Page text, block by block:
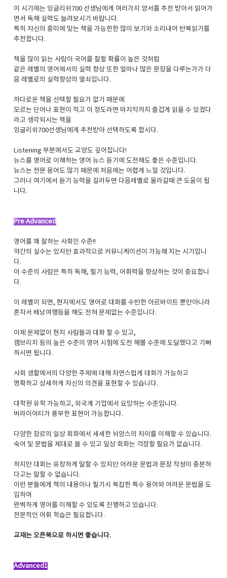
이 시기에는 잉글리쉬700 선생님에게 여러가지 양서를 추천 받아서 읽어가
면서 독해 실력도 늘려보시기 바랍니다.
특히 자신의 흥미에 맞는 책을 가능한한 많이 보기와 소리내어 반복읽기를
추천합니다.
책을 많이 읽는 사람이 국어를 잘할 확률이 높은 것처럼
같은 레벨의 영어에서의 실력 향상 또한 얼마나 많은 문장을 다루는가가 다
음 레벨로의 실력향상의 열쇠입니다.
까다로운 책을 선택할 필요가 없기 때문에
모르는 단어나 표현이 적고 이 정도라면 마지막까지 즐겁게 읽을 수 있겠다
라고 생각되시는 책을
잉글리쉬700선생님에게 추천받아 선택하도록 합시다.
Listening 부분에서도 교양도 깊어집니다!
뉴스를 영어로 이해하는 영어 뉴스 듣기에 도전해도 좋은 수준입니다.
뉴스는 전문 용어도 많기 때문에 처음에는 어렵게 느낄 것입니다.
그러나 여기에서 듣기 능력을 길러두면 다음레벨로 올라갈때 큰 도움이 됩
니다.
Pre Advanced
영어를 꽤 잘하는 사회인 수준!!
약간의 실수는 있지만 효과적으로 커뮤니케이션이 가능해 지는 시기입니
다.
이 수준의 사람은 특히 독해, 필기 능력, 어휘력을 향상하는 것이 중요합니
다.
이 레벨이 되면, 현지에서도 영어로 대화를 수반한 아르바이트 뿐만아니라
혼자서 배낭여행등을 해도 전혀 문제없는 수준입니다.
이제 문제없이 현지 사람들과 대화 할 수 있고,
캠브리지 등의 높은 수준의 영어 시험에 도전 해볼 수준에 도달했다고 기뻐
하시면 됩니다.
사회 생활에서의 다양한 주제에 대해 자연스럽게 대화가 가능하고
명확하고 상세하게 자신의 의견을 표현할 수 있습니다.
대학원 유학 가능하고, 외국계 기업에서 요망하는 수준입니다.
버라이어티가 풍부한 표현이 가능합니다.
다양한 장르의 일상 회화에서 세세한 뉘앙스의 차이를 이해할 수 있습니다.
숙어 및 문법을 제대로 쓸 수 있고 일상 회화는 걱정할 필요가 없습니다.
하지만 대화는 유창하게 말할 수 있지만 어려운 문법과 문장 작성이 충분하
다고는 말할 수 없습니다.
이런 분들에게 책의 내용이나 필기시 복잡한 특수 용어와 어려운 문법을 도
입하여
완벽하게 영어를 이해할 수 있도록 진행하고 있습니다.
전문적인 어휘 학습은 필요합니다.
교재는 오픈북으로 하시면 좋습니다.
Advanced1